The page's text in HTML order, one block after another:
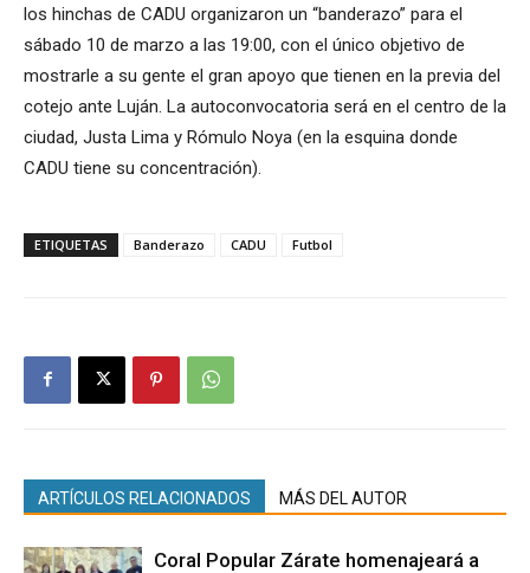
los hinchas de CADU organizaron un “banderazo” para el
sábado 10 de marzo a las 19:00, con el único objetivo de
mostrarle a su gente el gran apoyo que tienen en la previa del
cotejo ante Luján. La autoconvocatoria será en el centro de la
ciudad, Justa Lima y Rómulo Noya (en la esquina donde
CADU tiene su concentración).
ETIQUETAS Banderazo CADU Futbol
ARTÍCULOS RELACIONADOS MÁS DEL AUTOR
Coral Popular Zárate homenajeará a